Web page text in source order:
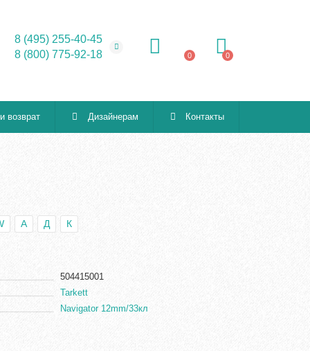
8 (495) 255-40-45
8 (800) 775-92-18
0 0
возврат Дизайнерам Контакты
А Д К
504415001
Tarkett
Navigator 12mm/33кл